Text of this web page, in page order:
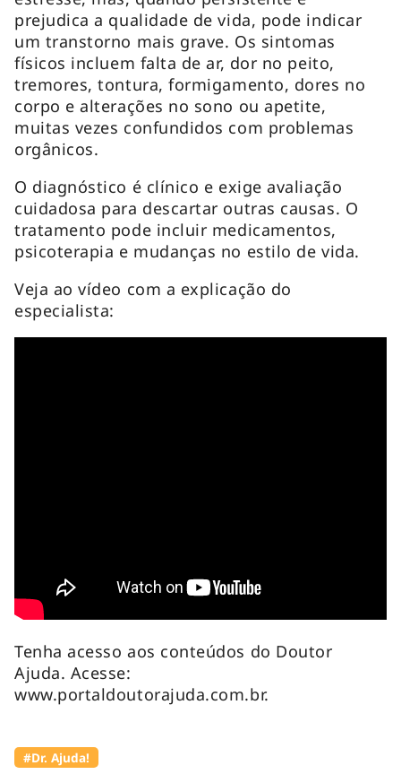
prejudica a qualidade de vida, pode indicar
um transtorno mais grave. Os sintomas
físicos incluem falta de ar, dor no peito,
tremores, tontura, formigamento, dores no
corpo e alterações no sono ou apetite,
muitas vezes confundidos com problemas
orgânicos.
O diagnóstico é clínico e exige avaliação
cuidadosa para descartar outras causas. O
tratamento pode incluir medicamentos,
psicoterapia e mudanças no estilo de vida.
Veja ao vídeo com a explicação do
especialista:
Tenha acesso aos conteúdos do Doutor
Ajuda. Acesse:
www.portaldoutorajuda.com.br.
#Dr. Ajuda!